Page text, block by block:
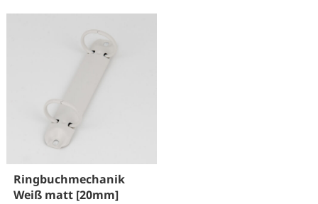
Ringbuchmechanik
Weiß matt [20mm]